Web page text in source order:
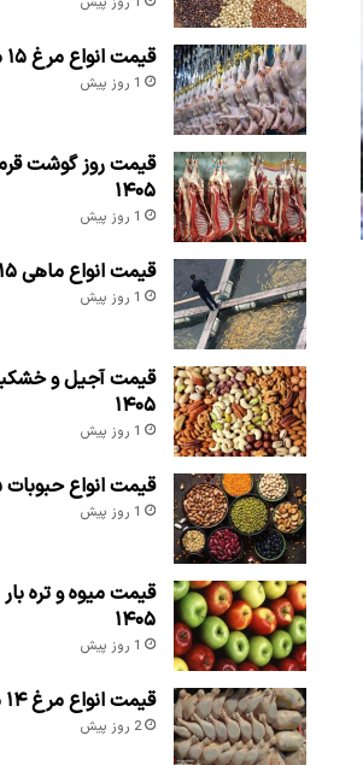
قیمت انواع مرغ ۱۵ مرداد ۱۴۰۵
1 روز پیش
۱۴۰۵
1 روز پیش
قیمت انواع ماهی ۱۵ مرداد ۱۴۰۵
1 روز پیش
۱۴۰۵
1 روز پیش
قیمت انواع حبوبات ۱۵ مرداد ۱۴۰۵
1 روز پیش
۱۴۰۵
1 روز پیش
قیمت انواع مرغ ۱۴ مرداد ۱۴۰۵
2 روز پیش